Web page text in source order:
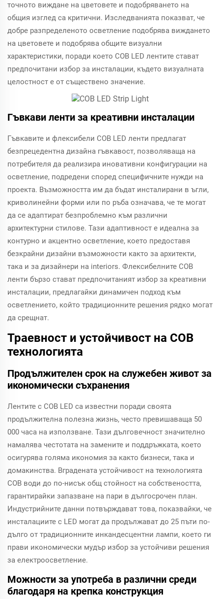
точното виждане на цветовете и подобряването на
общия изглед са критични. Изследванията показват, че
добре разпределеното осветление подобрява виждането
на цветовете и подобрява общите визуални
характеристики, поради което COB LED лентите стават
предпочитани избор за инсталации, където визуалната
целостност е от съществено значение.
Гъвкави ленти за креативни инсталации
Гъвкавите и флексибели COB LED ленти предлагат
безпрецедентна дизайна гъвкавост, позволяваща на
потребителя да реализира иновативни конфигурации на
осветление, подредени според специфичните нужди на
проекта. Възможността им да бъдат инсталирани в ъгли,
криволинейни форми или по ръба означава, че те могат
да се адаптират безпроблемно към различни
архитектурни стилове. Тази адаптивност е идеална за
контурно и акцентно осветление, което предоставя
безкрайни дизайни възможности както за архитекти,
така и за дизайнери на interiors. Флексибелните COB
ленти бързо стават предпочитаният избор за креативни
инсталации, предлагайки динамичен подход към
осветлението, който традиционните решения рядко могат
да срещнат.
Траевност и устойчивост на COB
технологията
Продължителен срок на служебен живот за
икономически съхранения
Лентите с COB LED са известни поради своята
продължителна полезна жизнь, често превишаваща 50
000 часа на използване. Тази дълговечност значително
намалява честотата на замените и поддръжката, което
осигурява голяма икономия за както бизнеси, така и
домакинства. Вградената устойчивост на технологията
COB води до по-нисък общ стойност на собствеността,
гарантирайки запазване на пари в дългосрочен план.
Индустрийните данни потвърждават това, показвайки, че
инсталациите с LED могат да продължават до 25 пъти по-
дълго от традиционните инкандесцентни лампи, което ги
прави икономически мудър избор за устойчиви решения
за електроосветление.
Можности за употреба в различни среди
благодаря на крепка конструкция